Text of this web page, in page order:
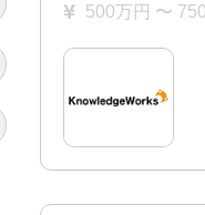
500万円 〜